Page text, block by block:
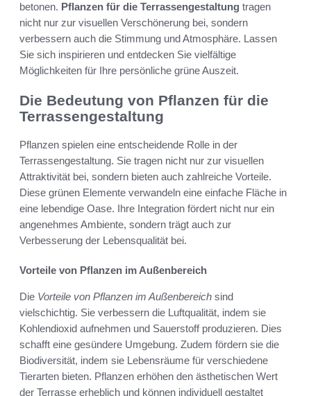
betonen. Pflanzen für die Terrassengestaltung tragen
nicht nur zur visuellen Verschönerung bei, sondern
verbessern auch die Stimmung und Atmosphäre. Lassen
Sie sich inspirieren und entdecken Sie vielfältige
Möglichkeiten für Ihre persönliche grüne Auszeit.
Die Bedeutung von Pflanzen für die
Terrassengestaltung
Pflanzen spielen eine entscheidende Rolle in der
Terrassengestaltung. Sie tragen nicht nur zur visuellen
Attraktivität bei, sondern bieten auch zahlreiche Vorteile.
Diese grünen Elemente verwandeln eine einfache Fläche in
eine lebendige Oase. Ihre Integration fördert nicht nur ein
angenehmes Ambiente, sondern trägt auch zur
Verbesserung der Lebensqualität bei.
Vorteile von Pflanzen im Außenbereich
Die Vorteile von Pflanzen im Außenbereich sind
vielschichtig. Sie verbessern die Luftqualität, indem sie
Kohlendioxid aufnehmen und Sauerstoff produzieren. Dies
schafft eine gesündere Umgebung. Zudem fördern sie die
Biodiversität, indem sie Lebensräume für verschiedene
Tierarten bieten. Pflanzen erhöhen den ästhetischen Wert
der Terrasse erheblich und können individuell gestaltet